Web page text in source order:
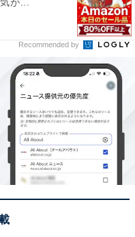
が...
Recommended by